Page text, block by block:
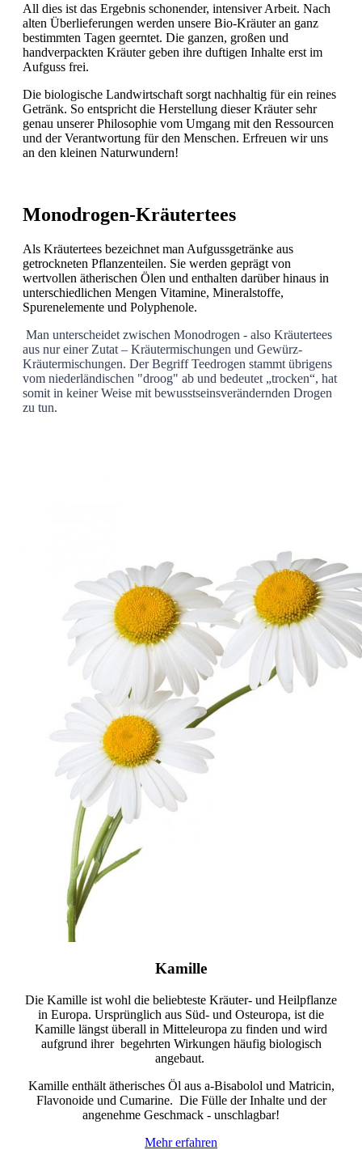
All dies ist das Ergebnis schonender, intensiver Arbeit. Nach
alten Überlieferungen werden unsere Bio-Kräuter an ganz
bestimmten Tagen geerntet. Die ganzen, großen und
handverpackten Kräuter geben ihre duftigen Inhalte erst im
Aufguss frei.
Die biologische Landwirtschaft sorgt nachhaltig für ein reines
Getränk. So entspricht die Herstellung dieser Kräuter sehr
genau unserer Philosophie vom Umgang mit den Ressourcen
und der Verantwortung für den Menschen. Erfreuen wir uns
an den kleinen Naturwundern!
Monodrogen-Kräutertees
Als Kräutertees bezeichnet man Aufgussgetränke aus
getrockneten Pflanzenteilen. Sie werden geprägt von
wertvollen ätherischen Ölen und enthalten darüber hinaus in
unterschiedlichen Mengen Vitamine, Mineralstoffe,
Spurenelemente und Polyphenole.
Man unterscheidet zwischen Monodrogen - also Kräutertees
aus nur einer Zutat – Kräutermischungen und Gewürz-
Kräutermischungen. Der Begriff Teedrogen stammt übrigens
vom niederländischen "droog" ab und bedeutet „trocken“, hat
somit in keiner Weise mit bewusstseinsverändernden Drogen
zu tun.
Kamille
Die Kamille ist wohl die beliebteste Kräuter- und Heilpflanze
in Europa. Ursprünglich aus Süd- und Osteuropa, ist die
Kamille längst überall in Mitteleuropa zu finden und wird
aufgrund ihrer begehrten Wirkungen häufig biologisch
angebaut.
Kamille enthält ätherisches Öl aus a-Bisabolol und Matricin,
Flavonoide und Cumarine. Die Fülle der Inhalte und der
angenehme Geschmack - unschlagbar!
Mehr erfahren